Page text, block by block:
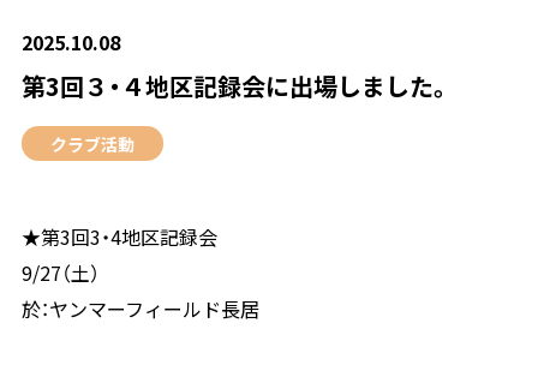
2025.10.08
第3回３・４地区記録会に出場しました。
クラブ活動
★第3回3・4地区記録会
9/27（土）
於：ヤンマーフィールド長居